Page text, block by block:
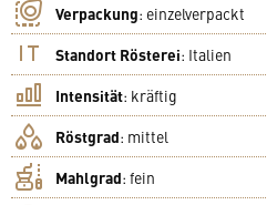
Verpackung: einzelverpackt
Standort Rösterei: Italien
Intensität: kräftig
Röstgrad: mittel
Mahlgrad: fein